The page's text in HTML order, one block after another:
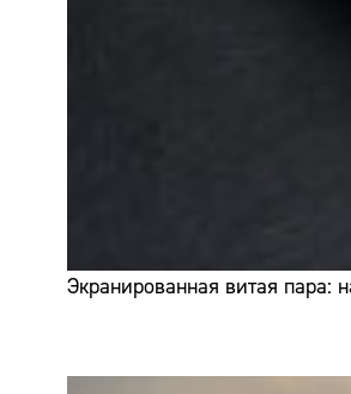
Экранированная витая пара: